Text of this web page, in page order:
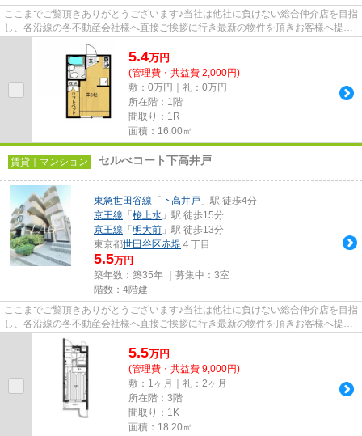
ここまでご覧頂きありがとうございます♪当社は他社に負けない総合仲介店を目指
し、各沿線の各不動産会社様へ直接ご挨拶に行き最新の物件を頂きお客様へ提供
しております！最新の情報は...
5.4万円
(管理費・共益費 2,000円)
敷：0万円｜礼：0万円
所在階：1階
間取り：1R
面積：16.00㎡
賃貸｜マンション セルべコート下高井戸
東急世田谷線 「 下高井戸 」駅 徒歩4分
京王線 「 桜上水 」駅 徒歩15分
京王線 「 明大前 」駅 徒歩13分
東京都世田谷区赤堤 ４丁目
5.5万円
築年数：築35年 ｜募集中： 3室
階数：4階建
ここまでご覧頂きありがとうございます♪当社は他社に負けない総合仲介店を目指
し、各沿線の各不動産会社様へ直接ご挨拶に行き最新の物件を頂きお客様へ提供
しております！最新の情報は...
5.5万円
(管理費・共益費 9,000円)
敷：1ヶ月｜礼：2ヶ月
所在階：3階
間取り：1K
面積：18.20㎡